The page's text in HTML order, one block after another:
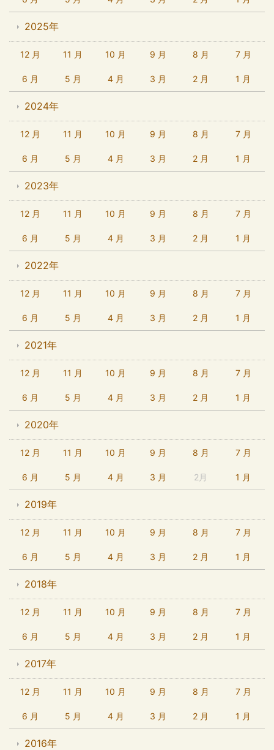
2025年
12 月 11 月 10 月 9 月 8 月 7 月
6 月 5 月 4 月 3 月 2 月 1 月
2024年
12 月 11 月 10 月 9 月 8 月 7 月
6 月 5 月 4 月 3 月 2 月 1 月
2023年
12 月 11 月 10 月 9 月 8 月 7 月
6 月 5 月 4 月 3 月 2 月 1 月
2022年
12 月 11 月 10 月 9 月 8 月 7 月
6 月 5 月 4 月 3 月 2 月 1 月
2021年
12 月 11 月 10 月 9 月 8 月 7 月
6 月 5 月 4 月 3 月 2 月 1 月
2020年
12 月 11 月 10 月 9 月 8 月 7 月
6 月 5 月 4 月 3 月 2月 1 月
2019年
12 月 11 月 10 月 9 月 8 月 7 月
6 月 5 月 4 月 3 月 2 月 1 月
2018年
12 月 11 月 10 月 9 月 8 月 7 月
6 月 5 月 4 月 3 月 2 月 1 月
2017年
12 月 11 月 10 月 9 月 8 月 7 月
6 月 5 月 4 月 3 月 2 月 1 月
2016年